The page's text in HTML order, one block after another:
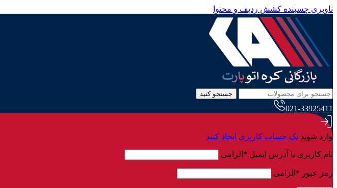
ناوبری چسبنده کشش ردیف و محتوا
جستجو کنید
021-33925411
وارد شوید یک حساب کاربری ایجاد کنید
نام کاربری یا آدرس ایمیل * الزامی
رمز عبور * الزامی